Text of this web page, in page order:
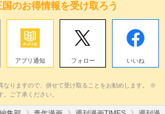
国のお得情報を受け取ろう
アプリ通知 フォロー いいね
りますので、併せて受け取ることをお勧めします。 ※
ご了承ください。